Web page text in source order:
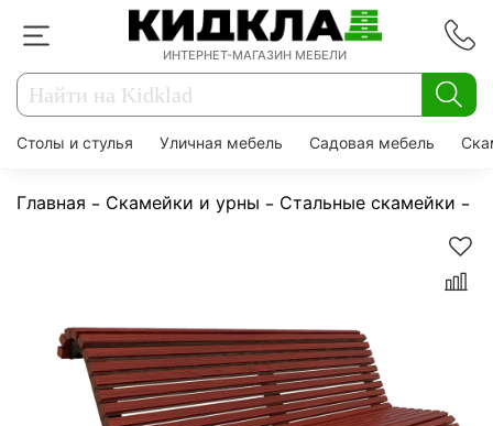
ИНТЕРНЕТ-МАГАЗИН МЕБЕЛИ
Столы и стулья Уличная мебель Садовая мебель
Главная Скамейки и урны Стальные скамейки